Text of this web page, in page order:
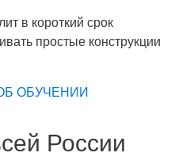
в короткий срок
простые конструкции
ОБУЧЕНИИ
России